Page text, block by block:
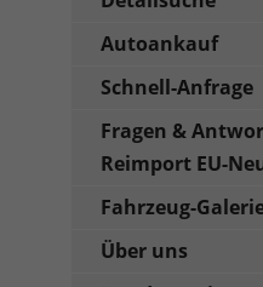
Autoankauf
Schnell-Anfrage
Fragen &
Reimport EU-
Fahrzeug-
Über uns